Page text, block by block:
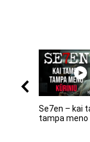
Se7en – kai
tampa meno